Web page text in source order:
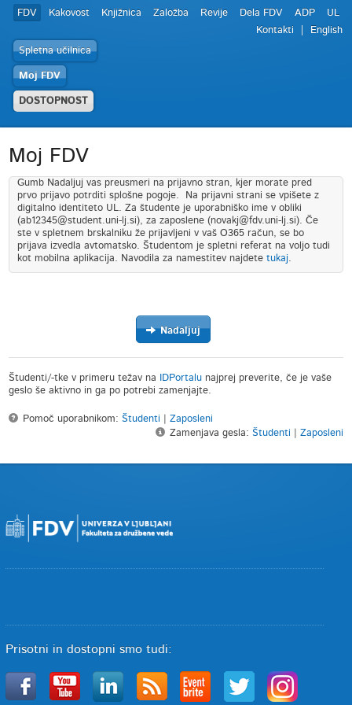
FDV Kakovost Knjižnica Založba Revije Dela FDV ADP
UL
Kontakti
English
Spletna učilnica
Moj FDV
DOSTOPNOST
Moj FDV
Gumb Nadaljuj vas preusmeri na prijavno stran, kjer morate pred
prvo prijavo potrditi splošne pogoje. Na prijavni strani se vpišete z
digitalno identiteto UL. Za študente je uporabniško ime v obliki
(ab12345@student.uni-lj.si), za zaposlene (novakj@fdv.uni-lj.si). Če
ste v spletnem brskalniku že prijavljeni v vaš O365 račun, se bo
prijava izvedla avtomatsko. Študentom je spletni referat na voljo tudi
kot mobilna aplikacija. Navodila za namestitev najdetetukaj.
Nadaljuj
Študenti/-tke v primeru težav na IDPortalu najprej preverite, če je vaše
geslo še aktivno in ga po potrebi zamenjajte.
Pomoč uporabnikom:Študenti |Zaposleni
Zamenjava gesla: Študenti Zaposleni
Prisotni in dostopni smo tudi: